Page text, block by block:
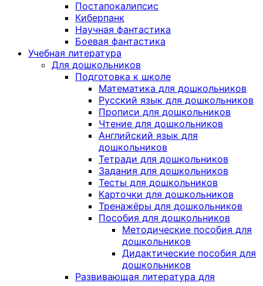
Постапокалипсис
Киберпанк
Научная фантастика
Боевая фантастика
Учебная литература
Для дошкольников
Подготовка к школе
Математика для дошкольников
Русский язык для дошкольников
Прописи для дошкольников
Чтение для дошкольников
Английский язык для
дошкольников
Тетради для дошкольников
Задания для дошкольников
Тесты для дошкольников
Карточки для дошкольников
Тренажёры для дошкольников
Пособия для дошкольников
Методические пособия для
дошкольников
Дидактические пособия для
дошкольников
Развивающая литература для